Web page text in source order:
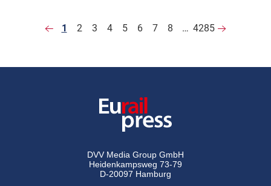
1 2 3 4 5 6 7 8 … 4285
DVV Media Group GmbH
Heidenkampsweg 73-79
D-20097 Hamburg